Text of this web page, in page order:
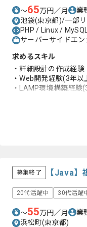
〜65万円／月 業
池袋(東京都)/一部
PHP / Linux /
サーバーサイドエン
求めるスキル
・詳細設計の作成経験
・Web開発経験(3年以
・LAMP環境構築経験
募集終了 【Java
20代活躍中 30代活躍
〜55万円／月 業
浜松町(東京都)